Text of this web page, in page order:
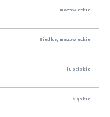
mazowieckie
Siedlce, mazowieckie
lubelskie
śląskie